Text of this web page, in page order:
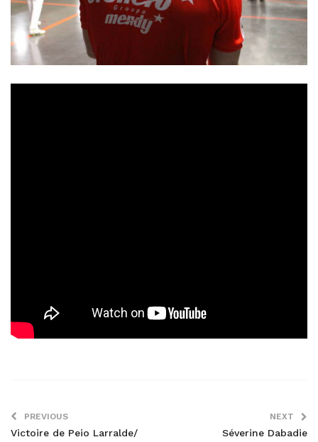
PREVIOUS
Victoire de Peio Larralde/
NEXT
Séverine Dabadie